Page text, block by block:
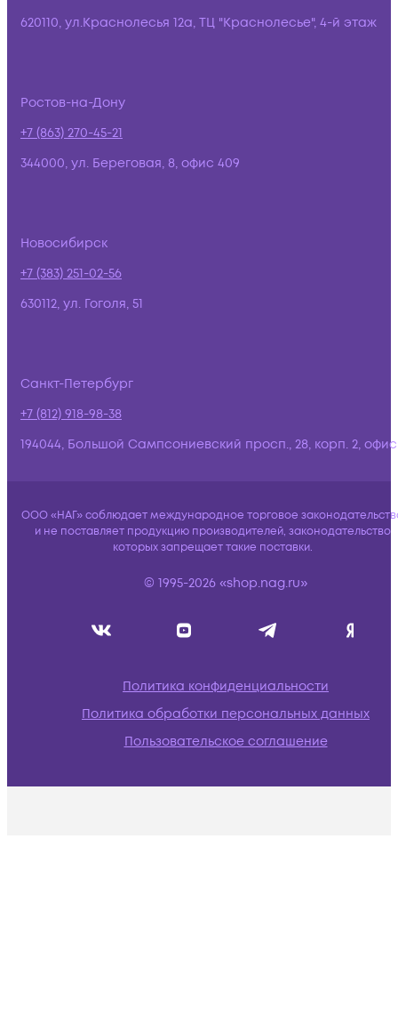
620110, ул.Краснолесья 12а, ТЦ "Краснолесье", 4-й этаж
Ростов-на-Дону
+7 (863) 270-45-21
344000, ул. Береговая, 8, офис 409
Новосибирск
+7 (383) 251-02-56
630112, ул. Гоголя, 51
Санкт-Петербург
+7 (812) 918-98-38
194044, Большой Сампсониевский просп., 28, корп. 2,
ООО «НАГ» соблюдает международное торговое
и не поставляет продукцию производителей, законодательство
которых запрещает такие поставки.
© 1995-2026 «shop.nag.ru»
Политика конфиденциальности
Политика обработки персональных данных
Пользовательское соглашение